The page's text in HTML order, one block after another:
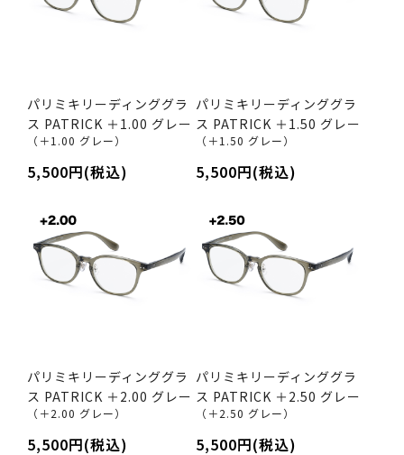
パリミキリーディンググラ
ス PATRICK ＋1.00 グレー
（＋1.00 グレー）
5,500円(税込)
パリミキリーディンググラ
ス PATRICK ＋1.50 グレー
（＋1.50 グレー）
5,500円(税込)
パリミキリーディンググラ
ス PATRICK ＋2.00 グレー
（＋2.00 グレー）
5,500円(税込)
パリミキリーディンググラ
ス PATRICK ＋2.50 グレー
（＋2.50 グレー）
5,500円(税込)